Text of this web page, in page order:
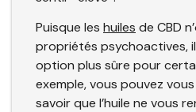
Puisque les huiles de CBD
propriétés psychoactives,
option plus sûre pour
exemple, vous pouvez
savoir que l’huile ne vous